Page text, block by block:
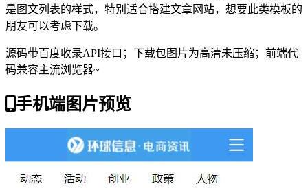
是图文列表的样式，特别适合搭建文章网站，想要此类模板的
朋友可以考虑下载。
源码带百度收录API接口；下载包图片为高清未压缩；前端代
码兼容主流浏览器~
手机端图片预览